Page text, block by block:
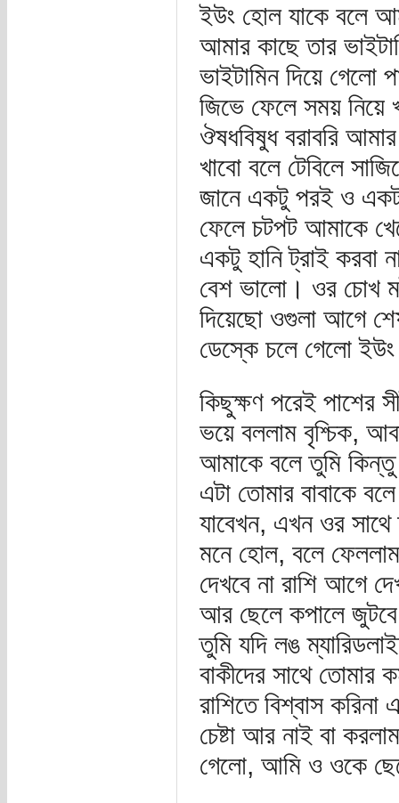
ইউং হোল যাকে বলে
আমার কাছে তার
ভাইটামিন দিয়ে গেলো
জিভে ফেলে সময় নিয়ে
ঔষধবিষুধ বরাবরি
খাবো বলে টেবিলে
জানে একটু পরই ও একটা
ফেলে চটপট আমাকে
একটু হানি ট্রাই করবা
বেশ ভালো। ওর চোখ
দিয়েছো ওগুলা আগে
ডেস্কে চলে গেলো
কিছুক্ষণ পরেই পাশের
ভয়ে বললাম বৃশ্চিক,
আমাকে বলে তুমি কিন্তু
এটা তোমার বাবাকে
যাবেখন, এখন ওর
মনে হোল, বলে ফেললাম
দেখবে না রাশি আগে
আর ছেলে কপালে
তুমি যদি লঙ
বাকীদের সাথে তোমার
রাশিতে বিশ্বাস
চেষ্টা আর নাই বা
গেলো, আমি ও ওকে